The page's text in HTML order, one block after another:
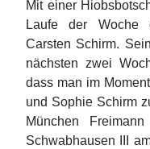
Mit einer
Laufe der Woche
Carsten Schirm.
nächsten zwei
dass man im
und Sophie Schirm
München
Schwabhausen III